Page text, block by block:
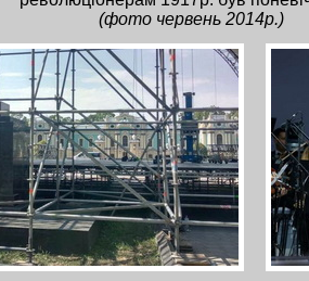
(фото червень 2014р.)